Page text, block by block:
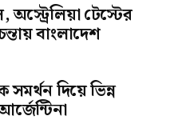
টেস্টের
বাংলাদেশ
দিয়ে ভিন্ন